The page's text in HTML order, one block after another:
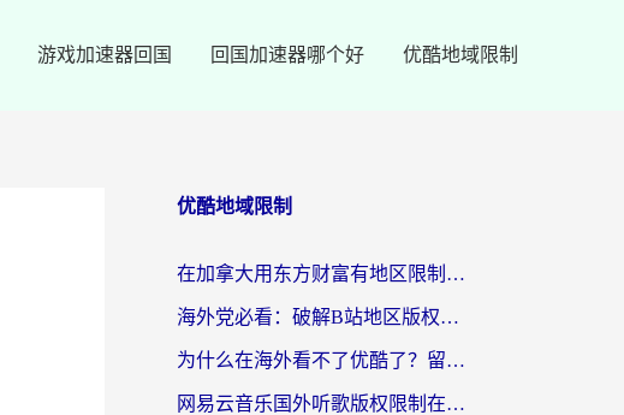
游戏加速器回国 回国加速器哪个好 优酷地域限制
优酷地域限制
在加拿大用东方财富有地区限制怎么办？海外华人亲测有效的突破方法，还能解决这些常见问题
海外党必看：破解B站地区版权限制，还能解决豆瓣定位和国务院客户端问题的实用指南
为什么在海外看不了优酷了？留学生和海外华人必看的解锁指南
网易云音乐国外听歌版权限制在哪里？海外党3招解决听歌+办事+娱乐难题